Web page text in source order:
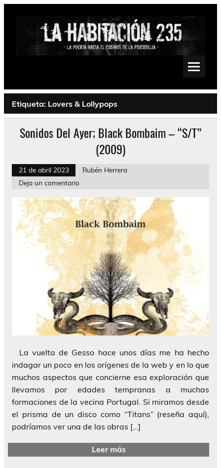
Saltar
Psychedelic, Stoner, Doom, Sludge, Fuzz, Space, Drone
Etiqueta: Lovers & Lollypops
Sonidos Del Ayer; Black Bombaim – “S/T”
(2009)
21 de abril 2023
Rubén Herrera
Deja un comentario
La vuelta de Gesso hace unos días me ha hecho
indagar un poco en los orígenes de la web y en lo que
muchos aspectos que concierne esa exploración que
llevamos por edades tempranas a muchas
formaciones de la vecina Portugal. Si miramos desde
el prisma de un disco como “Titans” (reseña aquí),
podríamos ver una de las obras […]
Leer más